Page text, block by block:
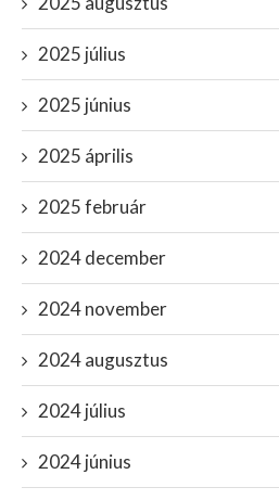
2025 július
2025 június
2025 április
2025 február
2024 december
2024 november
2024 augusztus
2024 július
2024 június